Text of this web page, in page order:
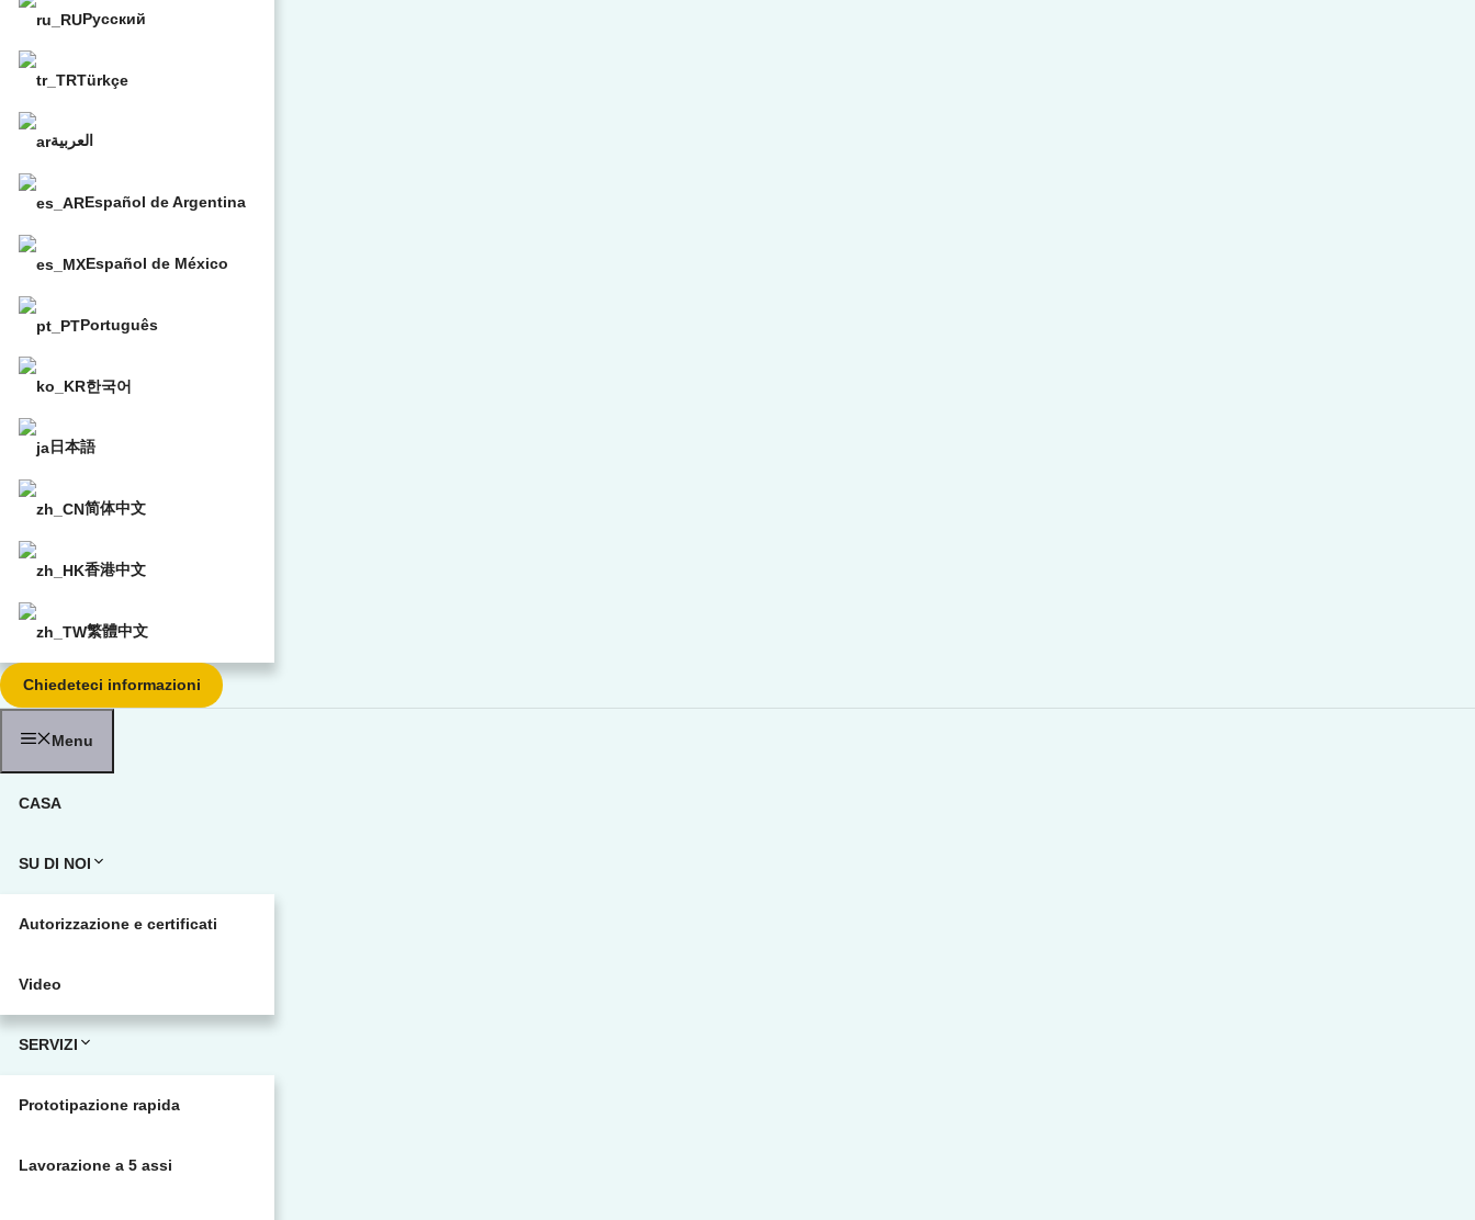
Русский
Türkçe
العربية
Español de Argentina
Español de México
Português
한국어
日本語
简体中文
香港中文
繁體中文
Chiedeteci informazioni
Menu
CASA
SU DI NOI
Autorizzazione e certificati
Video
SERVIZI
Prototipazione rapida
Lavorazione a 5 assi